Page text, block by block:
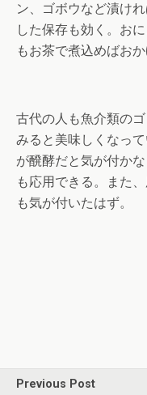
ン、ゴボウなど漬け
した保存も効く。お
もお茶で煮込めばお
古代の人も魚介類の
みると美味しくなっ
が醗酵だと気が付か
も応用できる。また
も気が付いたはず。
Previous Post